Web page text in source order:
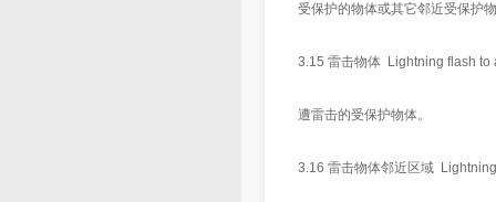
受保护的物体或其它邻近受保护
3.15 雷击物体 Lightning flash to
遭雷击的受保护物体。
3.16 雷击物体邻近区域